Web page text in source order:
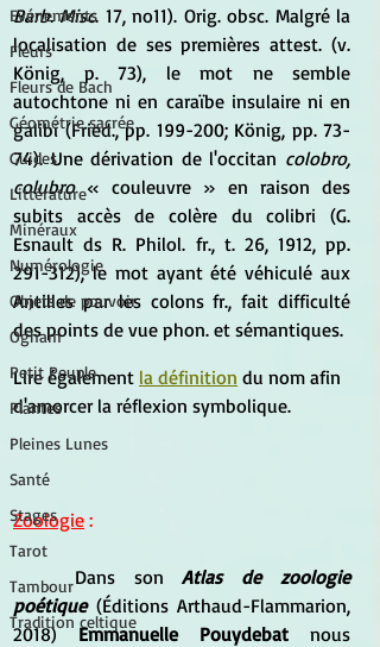
Evénements
Fleurs
Fleurs de Bach
Géométrie sacrée
Guides
Littérature
Minéraux
Numérologie
Objets de pouvoir
Ogham
Petit Peuple
Plantes
Pleines Lunes
Santé
Stages
Tarot
Tambour
Tradition celtique
Barb. Misc. 17, no11). Orig. obsc. Malgré la
localisation de ses premières attest. (v.
König, p. 73), le mot ne semble
autochtone ni en caraïbe insulaire ni en
galibi (Fried., pp. 199-200; König, pp. 73-
74). Une dérivation de l'occitan colobro,
colubro « couleuvre » en raison des
subits accès de colère du colibri (G.
Esnault ds R. Philol. fr., t. 26, 1912, pp.
291-312), le mot ayant été véhiculé aux
Antilles par les colons fr., fait difficulté
des points de vue phon. et sémantiques.
Lire également la définition du nom afin
d'amorcer la réflexion symbolique.
Zoologie :
	Dans son
Atlas de zoologie
poétique (Éditions Arthaud-Flammarion,
2018) Emmanuelle Pouydebat nous